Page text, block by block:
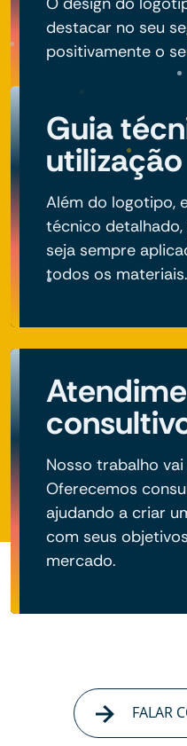
destacar no seu
positivamente o
Guia
utilização
Além do logotipo,
técnico
seja sempre
todos os materiais.
Nosso trabalho
Oferecemos
ajudando a criar
com seus
mercado.
FALAR